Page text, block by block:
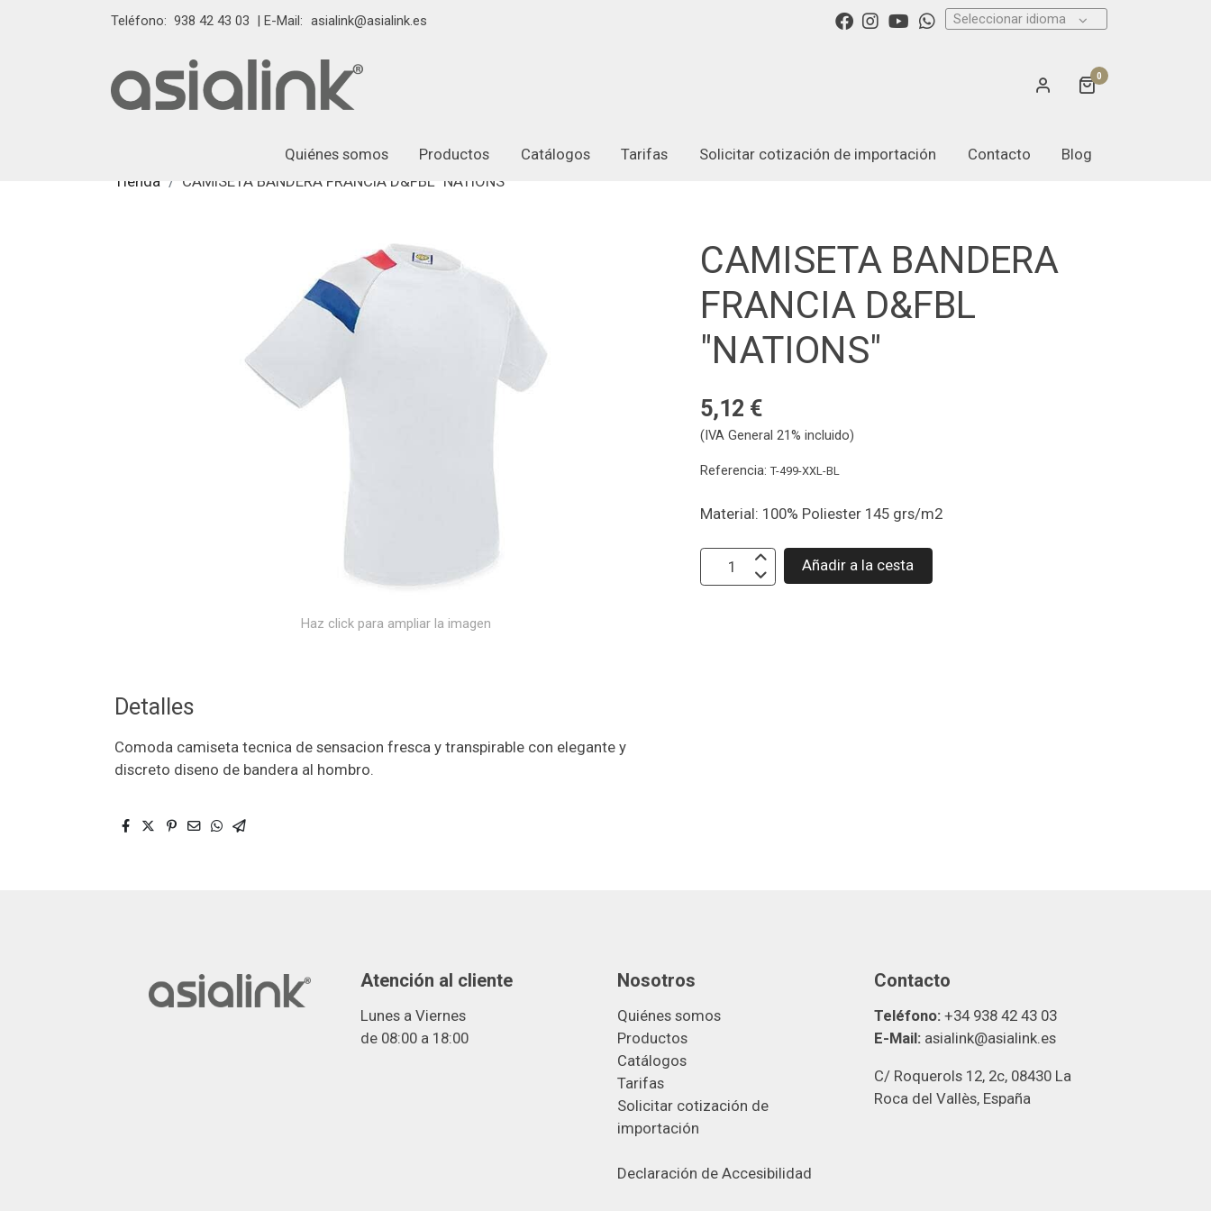
Teléfono: 938 42 43 03 | E-Mail: asialink@asialink.es Seleccionar idioma
0
Quiénes somos Productos Catálogos Tarifas Solicitar cotización de importación Contacto
Blog
Tienda
CAMISETA BANDERA FRANCIA D&FBL "NATIONS"
Haz click para ampliar la imagen
Detalles
Comoda camiseta tecnica de sensacion fresca y transpirable con elegante y
discreto diseno de bandera al hombro.
CAMISETA BANDERA
FRANCIA D&FBL
"NATIONS"
5,12 €
(IVA General 21% incluido)
Referencia:T-499-XXL-BL
Material: 100% Poliester 145 grs/m2
Añadir a la cesta
Atención al cliente
Lunes a Viernes
de 08:00 a 18:00
Nosotros
Quiénes somos
Productos
Catálogos
Tarifas
Solicitar cotización de
importación
Declaración de Accesibilidad
Contacto
Teléfono: +34 938 42 43 03
E-Mail: asialink@asialink.es
C/ Roquerols 12, 2c, 08430 La
Roca del Vallès, España